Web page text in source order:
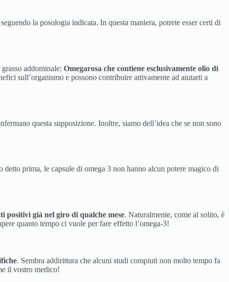
la posologia indicata. In questa maniera, potrete esser certi di
addominale: Omegarosa che contiene esclusivamente olio di
sull’organismo e possono contribuire attivamente ad aiutarti a
questa supposizione. Inoltre, siamo dell’idea che se non sono
detto prima, le capsule di omega 3 non hanno alcun potere magico di
positivi già nel giro di qualche mese. Naturalmente, come al solito, è
quanto tempo ci vuole per fare effetto l’omega-3!
. Sembra addirittura che alcuni studi compiuti non molto tempo fa
il vostro medico!